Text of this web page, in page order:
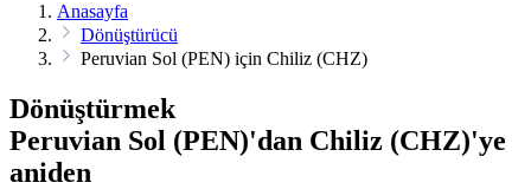
Anasayfa
Dönüştürücü
Peruvian Sol (PEN) için Chiliz (CHZ)
Dönüştürmek
Peruvian Sol (PEN)'dan Chiliz (CHZ)'ye
aniden